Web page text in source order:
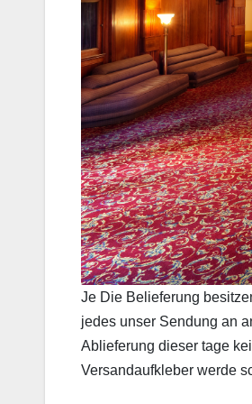
Je Die Belieferung
jedes unser Sendung an
Ablieferung dieser tage
Versandaufkleber werde